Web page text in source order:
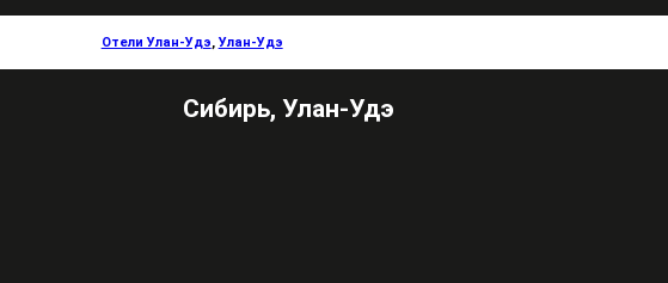
Отели Улан-Удэ, Улан-Удэ
Сибирь, Улан-Удэ